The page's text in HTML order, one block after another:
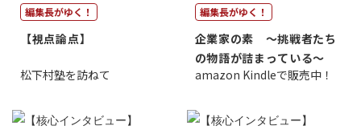
編集長がゆく！
【視点論点】
松下村塾を訪ねて
編集長がゆく！
企業家の素 〜挑戦者たち
の物語が詰まっている〜
amazon Kindleで販売中！